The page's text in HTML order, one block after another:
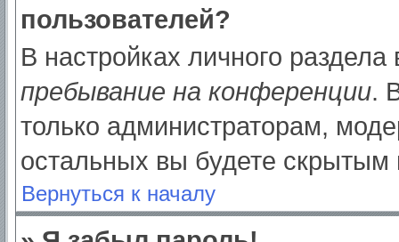
пользователей?
В настройках личного
пребывание на конференции.
только администраторам,
остальных вы будете скрытым
Вернуться к началу